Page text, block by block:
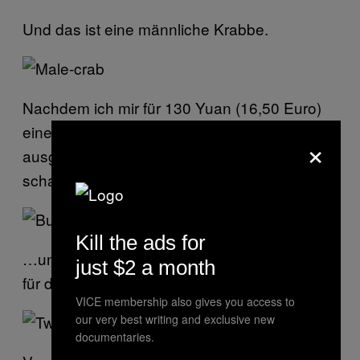
Und das ist eine männliche Krabbe.
Nachdem ich mir für 130 Yuan (16,50 Euro)
eine männliche und eine weibliche
ausgesucht hatte, klappte Yao deren extrem
scharfe Beine und Scheren zusammen …
…und schnürte sie fachmännisch fest, bereit
für den Transport.
×
Kill the ads for
just $2 a month
VICE membership also gives you access to
our very best writing and exclusive new
documentaries.